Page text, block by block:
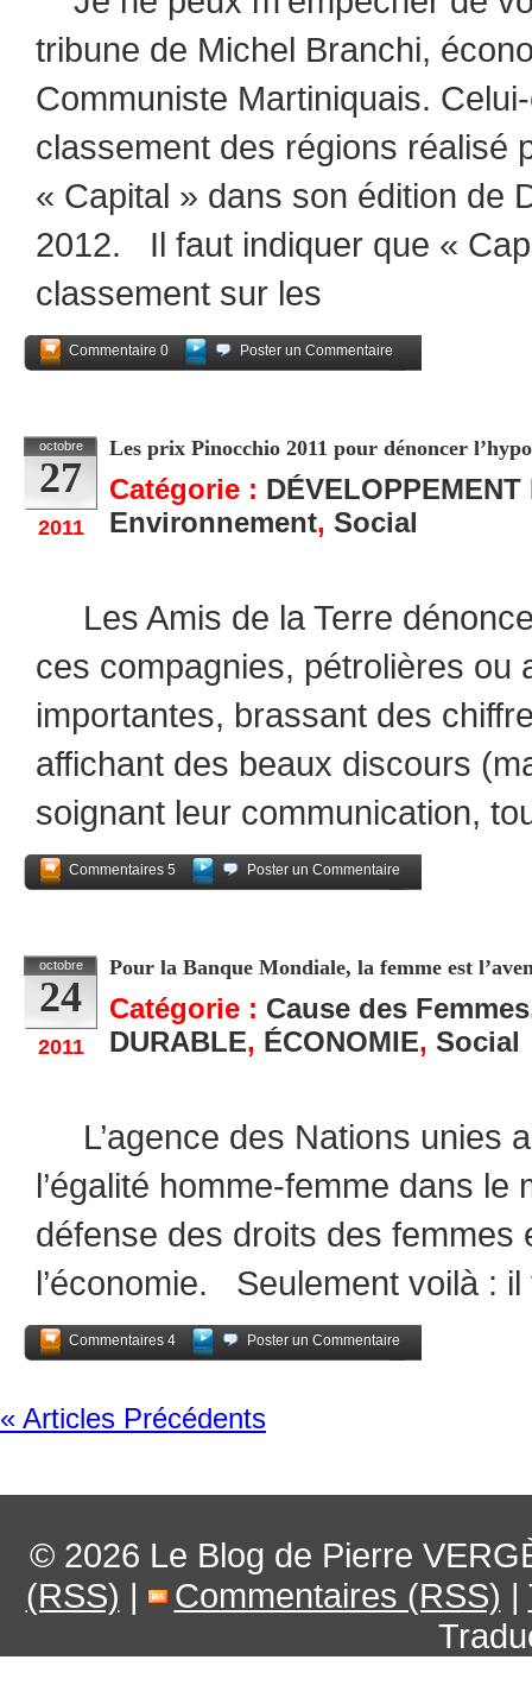
tribune de Michel Branchi,
Communiste Martiniquais.
classement des régions réalisé
« Capital » dans son édition de
2012. Il faut indiquer que «
classement sur les
Commentaire 0
Poster un Commentaire
octobre
27
2011
Les prix Pinocchio 2011 pour dénoncer
Catégorie :
Environnement, Social
Les Amis de la Terre
ces compagnies, pétrolières ou
importantes, brassant des
affichant des beaux discours
soignant leur communication,
Commentaires 5
Poster un Commentaire
octobre
24
2011
Pour la Banque Mondiale, la femme est
Catégorie : Cause des Femmes
DURABLE, ÉCONOMIE, Social
L’agence des Nations unies
l’égalité homme-femme dans le
défense des droits des femmes
l’économie. Seulement voilà : il
Commentaires 4
Poster un Commentaire
« Articles Précédents
© 2026 Le Blog de Pierre
(RSS) | Commentaires (RSS) |